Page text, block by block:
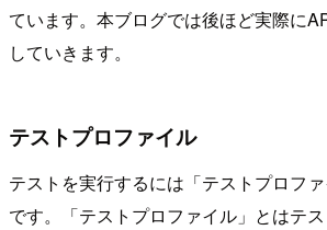
ています。本ブログでは後ほど実際に
していきます。
テストプロファイル
テストを実行するには「テストプロフ
です。「テストプロファイル」とはテ